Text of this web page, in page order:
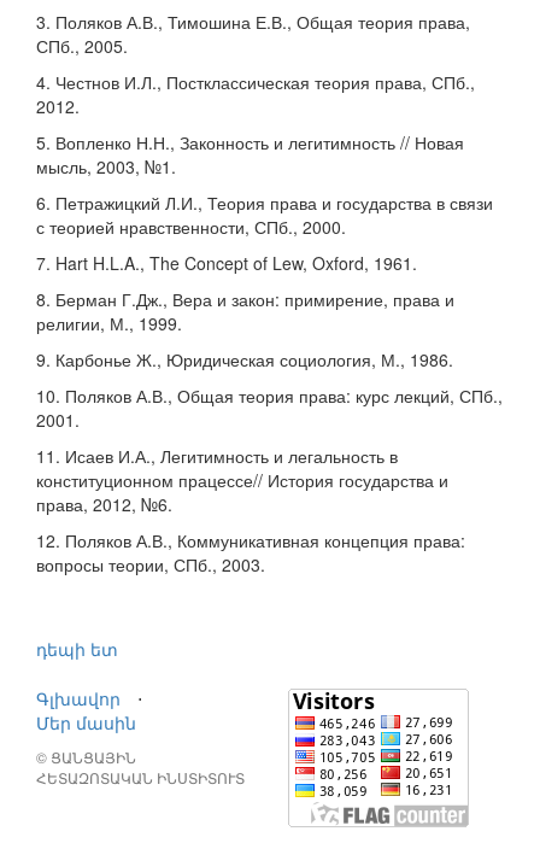
3. Поляков А.В., Тимошина Е.В., Общая теория права,
СПб., 2005.
4. Честнов И.Л., Постклассическая теория права, СПб.,
2012.
5. Вопленко Н.Н., Законность и легитимность // Новая
мысль, 2003, №1.
6. Петражицкий Л.И., Теория права и государства в связи
с теорией нравственности, СПб., 2000.
7. Hart H.L.A., The Concept of Lew, Oxford, 1961.
8. Берман Г.Дж., Вера и закон: примирение, права и
религии, М., 1999.
9. Карбонье Ж., Юридическая социология, М., 1986.
10. Поляков А.В., Общая теория права: курс лекций, СПб.,
2001.
11. Исаев И.А., Легитимность и легальность в
конституционном працессе// История государства и
права, 2012, №6.
12. Поляков А.В., Коммуникативная концепция права:
вопросы теории, СПб., 2003.
դեպի ետ
Գլխավոր
⋅
Մեր մասին
© ՑԱՆՑԱՅԻՆ
ՀԵՏԱԶՈՏԱԿԱՆ ԻՆՍՏԻՏՈՒՏ